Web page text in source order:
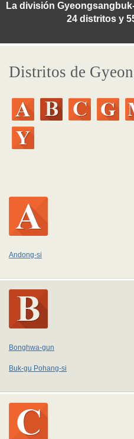
La división
24 distritos y
Distritos de
Andong-si
Bonghwa-gun
Buk-gu Pohang-si